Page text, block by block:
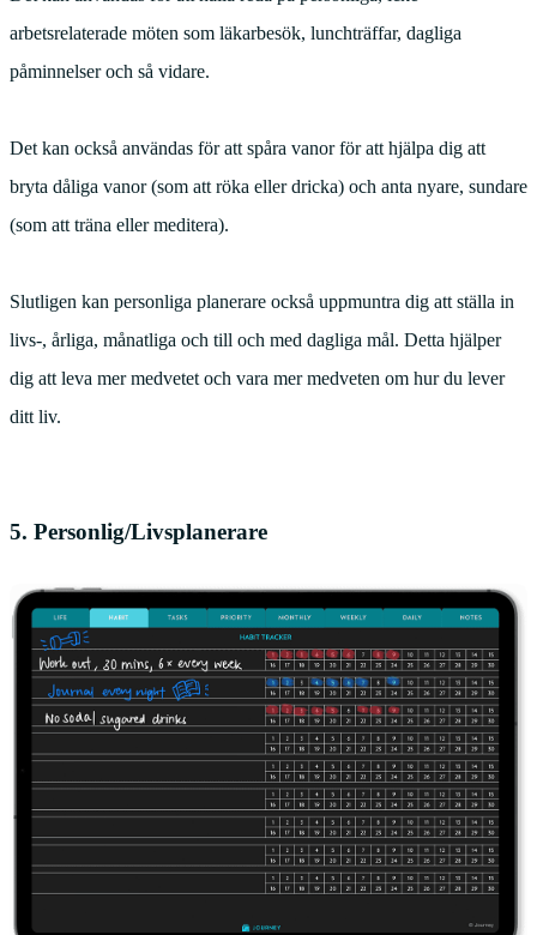
arbetsrelaterade möten som läkarbesök, lunchträffar, dagliga
påminnelser och så vidare.
Det kan också användas för att spåra vanor för att hjälpa dig att
bryta dåliga vanor (som att röka eller dricka) och anta nyare, sundare
(som att träna eller meditera).
Slutligen kan personliga planerare också uppmuntra dig att ställa in
livs-, årliga, månatliga och till och med dagliga mål. Detta hjälper
dig att leva mer medvetet och vara mer medveten om hur du lever
ditt liv.
5. Personlig/Livsplanerare